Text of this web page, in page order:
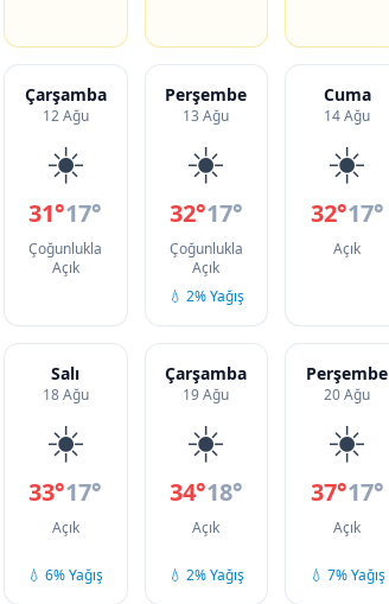
Çarşamba
12 Ağu
☀️
31°17°
Çoğunlukla
Açık
Perşembe
13 Ağu
☀️
32°17°
Çoğunlukla
Açık
💧 2% Yağış
Cuma
14 Ağu
☀️
32°17°
Açık
Salı
18 Ağu
☀️
33°17°
Açık
💧 6% Yağış
Çarşamba
19 Ağu
☀️
34°18°
Açık
💧 2% Yağış
Perşembe
20 Ağu
☀️
37°17°
Açık
💧 7% Yağış